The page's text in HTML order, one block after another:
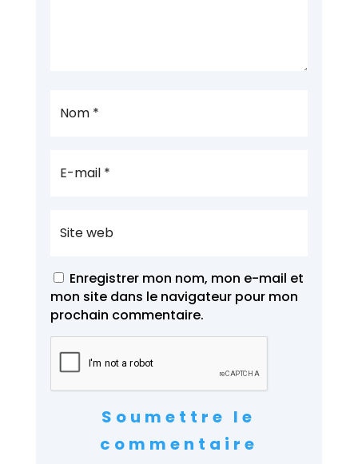
Enregistrer mon nom, mon e-mail et
mon site dans le navigateur pour mon
prochain commentaire.
Soumettre le
commentaire